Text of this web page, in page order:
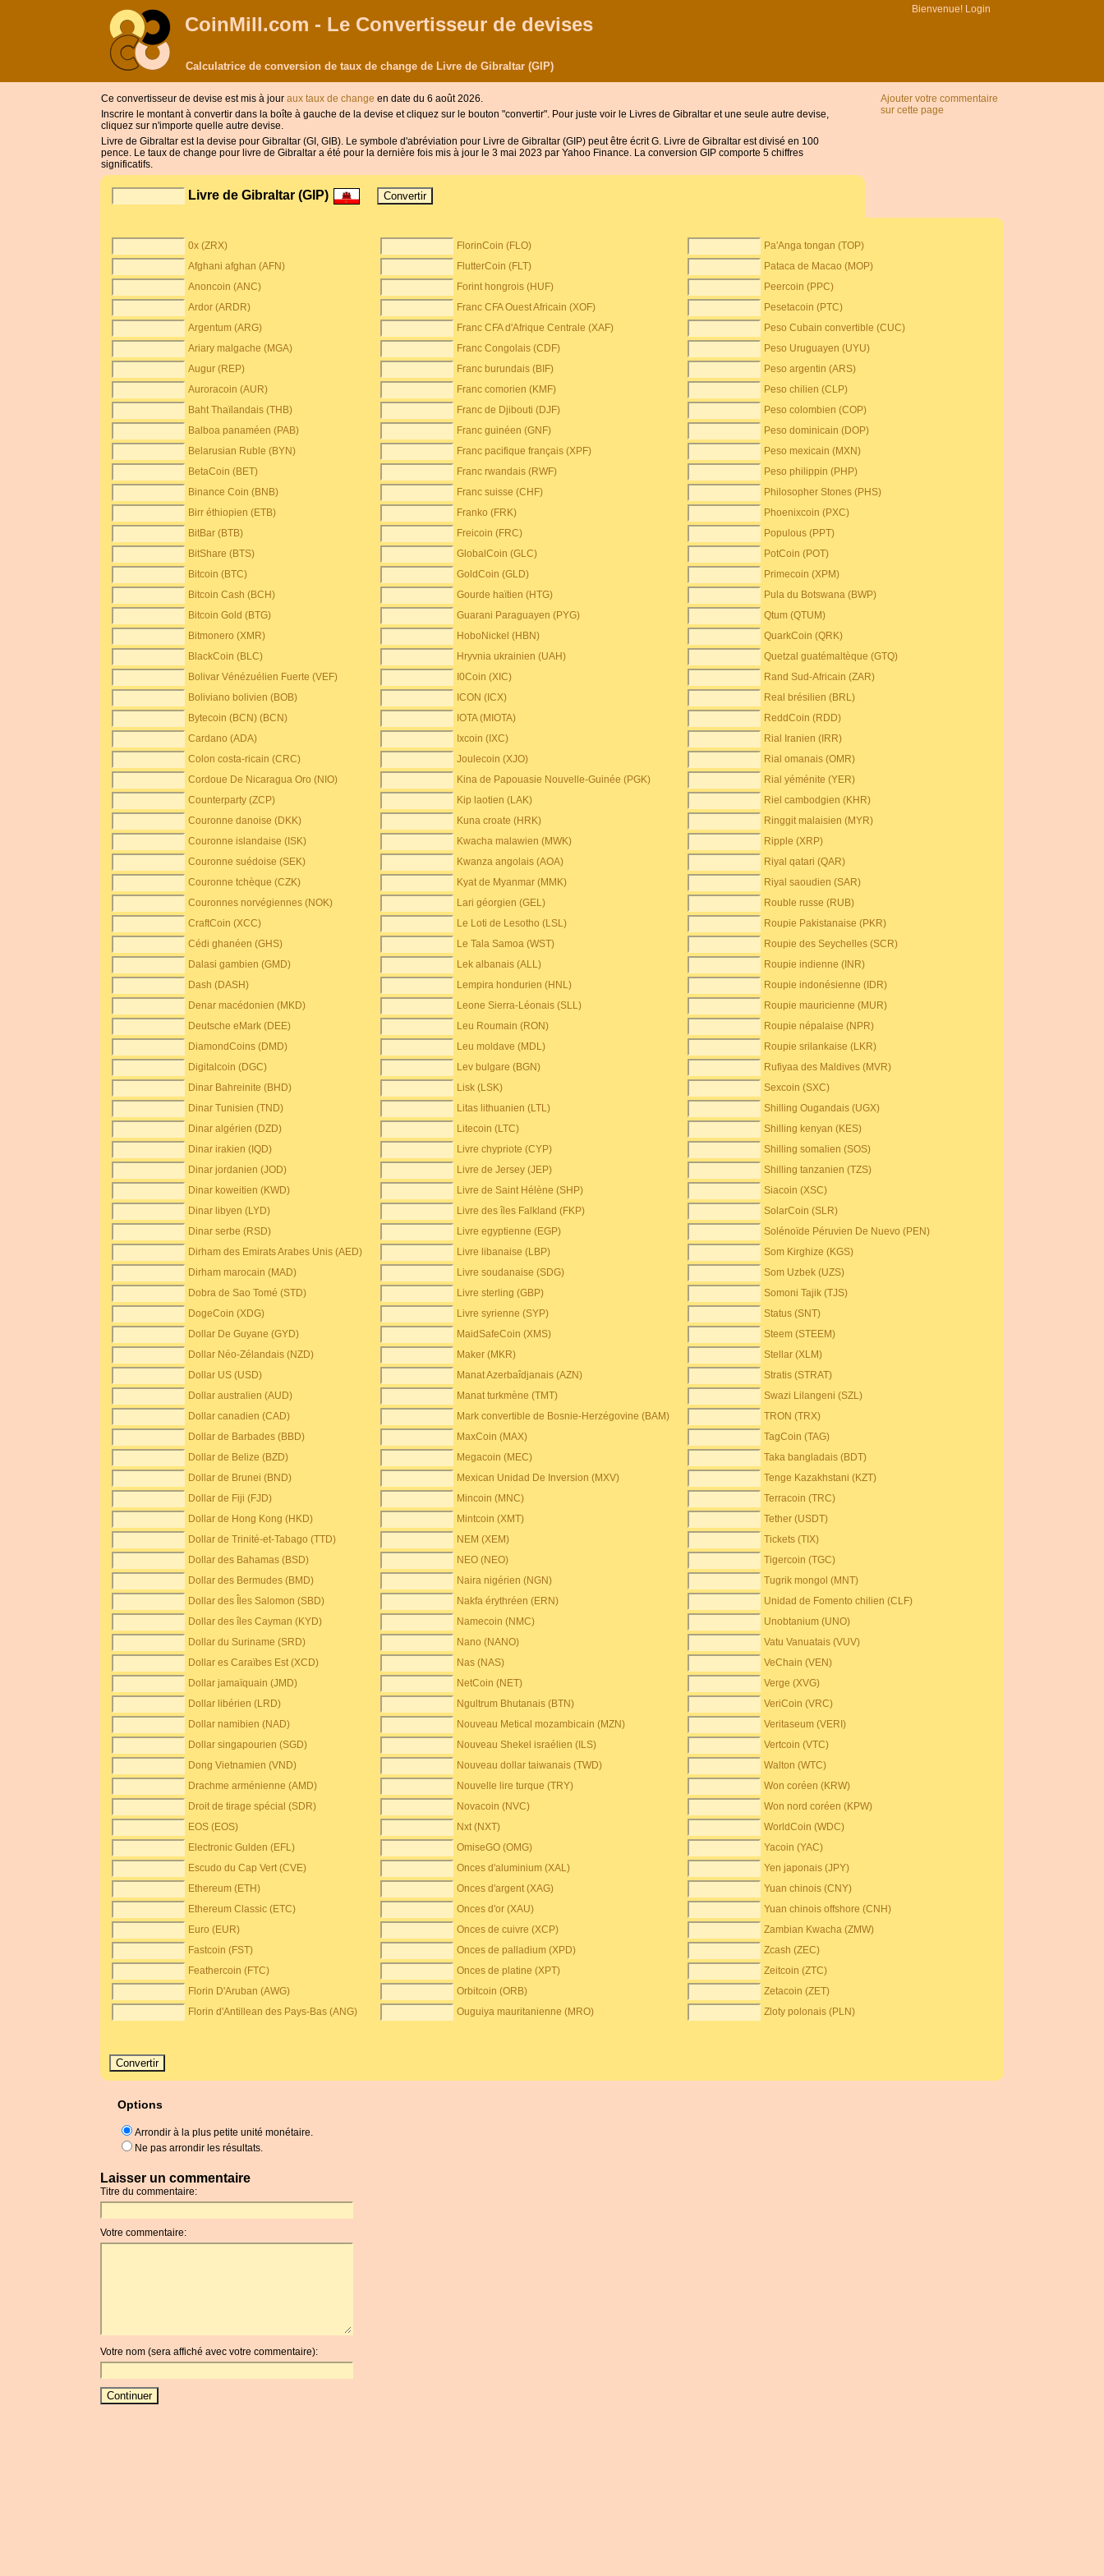
CoinMill.com - Le Convertisseur de devises
Bienvenue! Login
Calculatrice de conversion de taux de change de Livre de Gibraltar (GIP)
Ce convertisseur de devise est mis à jour aux taux de change en date du 6 août 2026.
Inscrire le montant à convertir dans la boîte à gauche de la devise et cliquez sur le bouton "convertir". Pour juste voir le Livres de Gibraltar et une seule autre devise,
cliquez sur n'importe quelle autre devise.
Livre de Gibraltar est la devise pour Gibraltar (GI, GIB). Le symbole d'abréviation pour Livre de Gibraltar (GIP) peut être écrit G. Livre de Gibraltar est divisé en 100
pence. Le taux de change pour livre de Gibraltar a été pour la dernière fois mis à jour le 3 mai 2023 par Yahoo Finance. La conversion GIP comporte 5 chiffres
significatifs.
Ajouter votre commentaire
sur cette page
Livre de Gibraltar (GIP)
0x (ZRX) FlorinCoin (FLO)
Pa'Anga tongan (TOP)
Afghani afghan (AFN)
FlutterCoin (FLT)
Pataca de Macao (MOP)
Anoncoin (ANC)
Forint hongrois (HUF)
Peercoin (PPC)
Ardor (ARDR)
Franc CFA Ouest Africain (XOF)
Pesetacoin (PTC)
Argentum (ARG)
Franc CFA d'Afrique Centrale (XAF)
Peso Cubain convertible (CUC)
Ariary malgache (MGA)
Franc Congolais (CDF)
Peso Uruguayen (UYU)
Augur (REP)
Franc burundais (BIF)
Peso argentin (ARS)
Auroracoin (AUR)
Franc comorien (KMF)
Peso chilien (CLP)
Baht Thaïlandais (THB)
Franc de Djibouti (DJF)
Peso colombien (COP)
Balboa panaméen (PAB)
Franc guinéen (GNF)
Peso dominicain (DOP)
Belarusian Ruble (BYN)
Franc pacifique français (XPF)
Peso mexicain (MXN)
BetaCoin (BET)
Franc rwandais (RWF)
Peso philippin (PHP)
Binance Coin (BNB)
Franc suisse (CHF)
Philosopher Stones (PHS)
Birr éthiopien (ETB)
Franko (FRK)
Phoenixcoin (PXC)
BitBar (BTB)
Freicoin (FRC)
Populous (PPT)
BitShare (BTS)
GlobalCoin (GLC)
PotCoin (POT)
Bitcoin (BTC)
GoldCoin (GLD)
Primecoin (XPM)
Bitcoin Cash (BCH)
Gourde haïtien (HTG)
Pula du Botswana (BWP)
Bitcoin Gold (BTG)
Guarani Paraguayen (PYG)
Qtum (QTUM)
Bitmonero (XMR)
HoboNickel (HBN)
QuarkCoin (QRK)
BlackCoin (BLC)
Hryvnia ukrainien (UAH)
Quetzal guatémaltèque (GTQ)
Bolivar Vénézuélien Fuerte (VEF)
I0Coin (XIC)
Rand Sud-Africain (ZAR)
Boliviano bolivien (BOB)
ICON (ICX)
Real brésilien (BRL)
Bytecoin (BCN) (BCN)
IOTA (MIOTA)
ReddCoin (RDD)
Cardano (ADA)
Ixcoin (IXC)
Rial Iranien (IRR)
Colon costa-ricain (CRC)
Joulecoin (XJO)
Rial omanais (OMR)
Cordoue De Nicaragua Oro (NIO)
Kina de Papouasie Nouvelle-Guinée (PGK)
Rial yéménite (YER)
Counterparty (ZCP)
Kip laotien (LAK)
Riel cambodgien (KHR)
Couronne danoise (DKK)
Kuna croate (HRK)
Ringgit malaisien (MYR)
Couronne islandaise (ISK)
Kwacha malawien (MWK)
Ripple (XRP)
Couronne suédoise (SEK)
Kwanza angolais (AOA)
Riyal qatari (QAR)
Couronne tchèque (CZK)
Kyat de Myanmar (MMK)
Riyal saoudien (SAR)
Couronnes norvégiennes (NOK)
Lari géorgien (GEL)
Rouble russe (RUB)
CraftCoin (XCC)
Le Loti de Lesotho (LSL)
Roupie Pakistanaise (PKR)
Cédi ghanéen (GHS)
Le Tala Samoa (WST)
Roupie des Seychelles (SCR)
Dalasi gambien (GMD)
Lek albanais (ALL)
Roupie indienne (INR)
Dash (DASH)
Lempira hondurien (HNL)
Roupie indonésienne (IDR)
Denar macédonien (MKD)
Leone Sierra-Léonais (SLL)
Roupie mauricienne (MUR)
Deutsche eMark (DEE)
Leu Roumain (RON)
Roupie népalaise (NPR)
DiamondCoins (DMD)
Leu moldave (MDL)
Roupie srilankaise (LKR)
Digitalcoin (DGC)
Lev bulgare (BGN)
Rufiyaa des Maldives (MVR)
Dinar Bahreinite (BHD)
Lisk (LSK)
Sexcoin (SXC)
Dinar Tunisien (TND)
Litas lithuanien (LTL)
Shilling Ougandais (UGX)
Dinar algérien (DZD)
Litecoin (LTC)
Shilling kenyan (KES)
Dinar irakien (IQD)
Livre chypriote (CYP)
Shilling somalien (SOS)
Dinar jordanien (JOD)
Livre de Jersey (JEP)
Shilling tanzanien (TZS)
Dinar koweitien (KWD)
Livre de Saint Hélène (SHP)
Siacoin (XSC)
Dinar libyen (LYD)
Livre des îles Falkland (FKP)
SolarCoin (SLR)
Dinar serbe (RSD)
Livre egyptienne (EGP)
Solénoïde Péruvien De Nuevo (PEN)
Dirham des Emirats Arabes Unis (AED)
Livre libanaise (LBP)
Som Kirghize (KGS)
Dirham marocain (MAD)
Livre soudanaise (SDG)
Som Uzbek (UZS)
Dobra de Sao Tomé (STD)
Livre sterling (GBP)
Somoni Tajik (TJS)
DogeCoin (XDG)
Livre syrienne (SYP)
Status (SNT)
Dollar De Guyane (GYD)
MaidSafeCoin (XMS)
Steem (STEEM)
Dollar Néo-Zélandais (NZD)
Maker (MKR)
Stellar (XLM)
Dollar US (USD)
Manat Azerbaîdjanais (AZN)
Stratis (STRAT)
Dollar australien (AUD)
Manat turkmène (TMT)
Swazi Lilangeni (SZL)
Dollar canadien (CAD)
Mark convertible de Bosnie-Herzégovine (BAM)
TRON (TRX)
Dollar de Barbades (BBD)
MaxCoin (MAX)
TagCoin (TAG)
Dollar de Belize (BZD)
Megacoin (MEC)
Taka bangladais (BDT)
Dollar de Brunei (BND)
Mexican Unidad De Inversion (MXV)
Tenge Kazakhstani (KZT)
Dollar de Fiji (FJD)
Mincoin (MNC)
Terracoin (TRC)
Dollar de Hong Kong (HKD)
Mintcoin (XMT)
Tether (USDT)
Dollar de Trinité-et-Tabago (TTD)
NEM (XEM)
Tickets (TIX)
Dollar des Bahamas (BSD)
NEO (NEO)
Tigercoin (TGC)
Dollar des Bermudes (BMD)
Naira nigérien (NGN)
Tugrik mongol (MNT)
Dollar des Îles Salomon (SBD)
Nakfa érythréen (ERN)
Unidad de Fomento chilien (CLF)
Dollar des îles Cayman (KYD)
Namecoin (NMC)
Unobtanium (UNO)
Dollar du Suriname (SRD)
Nano (NANO)
Vatu Vanuatais (VUV)
Dollar es Caraïbes Est (XCD)
Nas (NAS)
VeChain (VEN)
Dollar jamaïquain (JMD)
NetCoin (NET)
Verge (XVG)
Dollar libérien (LRD)
Ngultrum Bhutanais (BTN)
VeriCoin (VRC)
Dollar namibien (NAD)
Nouveau Metical mozambicain (MZN)
Veritaseum (VERI)
Dollar singapourien (SGD)
Nouveau Shekel israélien (ILS)
Vertcoin (VTC)
Dong Vietnamien (VND)
Nouveau dollar taiwanais (TWD)
Walton (WTC)
Drachme arménienne (AMD)
Nouvelle lire turque (TRY)
Won coréen (KRW)
Droit de tirage spécial (SDR)
Novacoin (NVC)
Won nord coréen (KPW)
EOS (EOS)
Nxt (NXT)
WorldCoin (WDC)
Electronic Gulden (EFL)
OmiseGO (OMG)
Yacoin (YAC)
Escudo du Cap Vert (CVE)
Onces d'aluminium (XAL)
Yen japonais (JPY)
Ethereum (ETH)
Onces d'argent (XAG)
Yuan chinois (CNY)
Ethereum Classic (ETC)
Onces d'or (XAU)
Yuan chinois offshore (CNH)
Euro (EUR)
Onces de cuivre (XCP)
Zambian Kwacha (ZMW)
Fastcoin (FST)
Onces de palladium (XPD)
Zcash (ZEC)
Feathercoin (FTC)
Onces de platine (XPT)
Zeitcoin (ZTC)
Florin D'Aruban (AWG)
Orbitcoin (ORB)
Zetacoin (ZET)
Florin d'Antillean des Pays-Bas (ANG)
Ouguiya mauritanienne (MRO) Zloty polonais (PLN)
Options
Arrondir à la plus petite unité monétaire.
Ne pas arrondir les résultats.
Laisser un commentaire
Titre du commentaire:
Votre commentaire:
Votre nom (sera affiché avec votre commentaire):